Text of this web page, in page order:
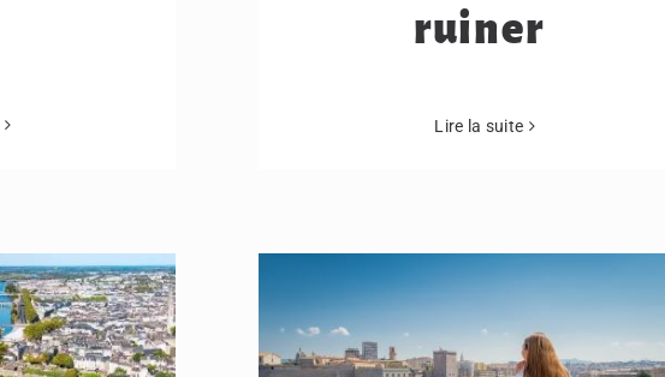
ruiner
Lire la suite